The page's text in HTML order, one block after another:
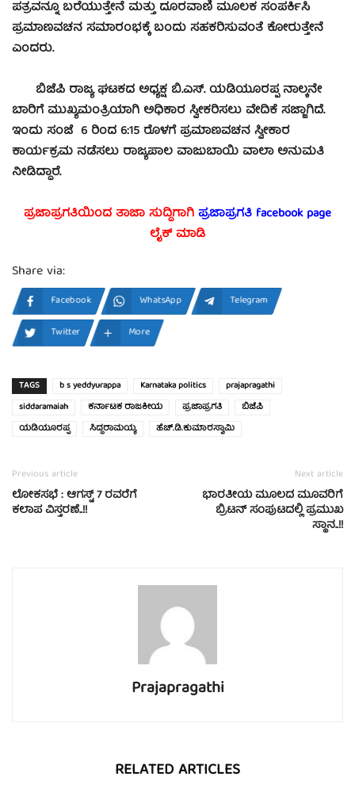
ಪತ್ರವನ್ನೂ ಬರೆಯುತ್ತೇನೆ ಮತ್ತು ದೂರವಾಣಿ ಮೂಲಕ ಸಂಪರ್ಕಿಸಿ
ಪ್ರಮಾಣವಚನ ಸಮಾರಂಭಕ್ಕೆ ಬಂದು ಸಹಕರಿಸುವಂತೆ ಕೋರುತ್ತೇನೆ
ಎಂದರು.
ಬಿಜೆಪಿ ರಾಜ್ಯ ಘಟಕದ ಅಧ್ಯಕ್ಷ ಬಿ.ಎಸ್. ಯಡಿಯೂರಪ್ಪ ನಾಲ್ಕನೇ
ಬಾರಿಗೆ ಮುಖ್ಯಮಂತ್ರಿಯಾಗಿ ಅಧಿಕಾರ ಸ್ವೀಕರಿಸಲು ವೇದಿಕೆ ಸಜ್ಜಾಗಿದೆ.
ಇಂದು ಸಂಜೆ 6 ರಿಂದ 6:15 ರೊಳಗೆ ಪ್ರಮಾಣವಚನ ಸ್ವೀಕಾರ
ಕಾರ್ಯಕ್ರಮ ನಡೆಸಲು ರಾಜ್ಯಪಾಲ ವಾಜುಬಾಯಿ ವಾಲಾ ಅನುಮತಿ
ನೀಡಿದ್ದಾರೆ.
ಪ್ರಜಾಪ್ರಗತಿಯಿಂದ ತಾಜಾ ಸುದ್ದಿಗಾಗಿಪ್ರಜಾಪ್ರಗತಿ facebookpage
ಲೈಕ್ ಮಾಡಿ
Share via:
Facebook WhatsApp
Telegram
Twitter
More
TAGS b s yeddyurappa Karnataka politics
prajapragathi
siddaramaiah
ಕರ್ನಾಟಕ ರಾಜಕೀಯ ಪ್ರಜಾಪ್ರಗತಿ
ಬಿಜೆಪಿ
ಯಡಿಯೂರಪ್ಪ
ಸಿದ್ದರಾಮಯ್ಯ ಹೆಚ್.ಡಿ.ಕುಮಾರಸ್ವಾಮಿ
Previous article
ಲೋಕಸಭೆ : ಆಗಸ್ಟ್ 7 ರವರೆಗೆ
ಕಲಾಪ ವಿಸ್ತರಣೆ..!!
Next article
ಭಾರತೀಯ ಮೂಲದ ಮೂವರಿಗೆ
ಬ್ರಿಟನ್ ಸಂಪುಟದಲ್ಲಿ ಪ್ರಮುಖ
ಸ್ಥಾನ..!!
Prajapragathi
RELATED ARTICLES